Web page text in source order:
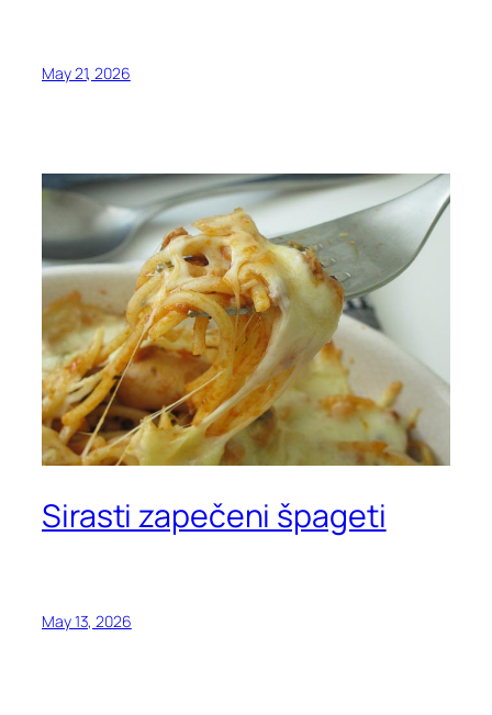
May 21, 2026
Sirasti zapečeni špageti
May 13, 2026